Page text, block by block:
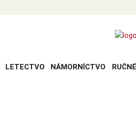
LETECTVO NÁMORNÍCTVO